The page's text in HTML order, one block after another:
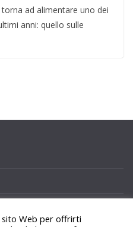
ad alimentare uno dei
anni: quello sulle
sito Web per offrirti